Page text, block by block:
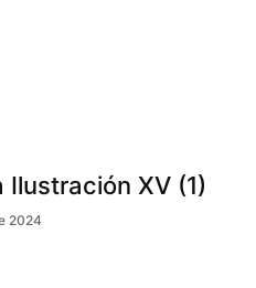
Ilustración XV (1)
2024